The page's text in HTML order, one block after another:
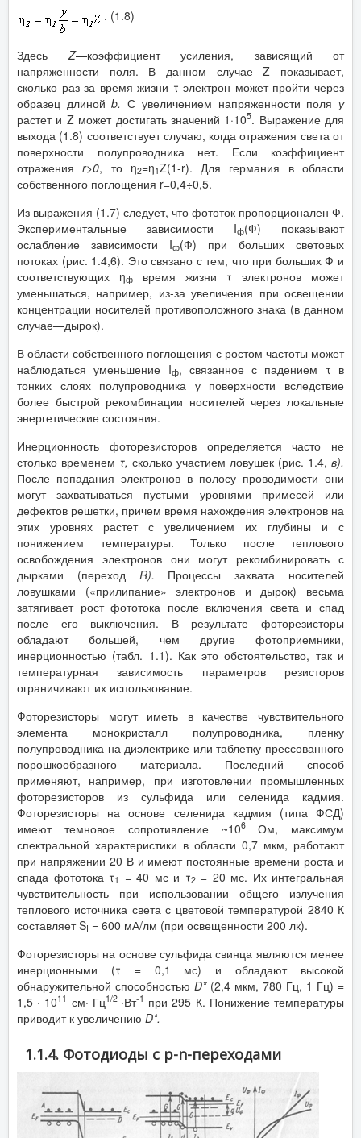
. (1.8)
Здесь Z—коэффициент усиления, зависящий от
напряженности поля. В данном случае Z показывает,
сколько раз за время жизни τ электрон может пройти через
образец длинойb.С увеличением напряженности поляу
растет и Z может достигать значений 1·105. Выражение для
выхода (1.8) соответствует случаю, когда отражения света от
поверхности полупроводника нет. Если коэффициент
отраженияr>0, то η2=η1Z(1-r). Для германия в области
собственного поглощения r=0,4÷0,5.
Из выражения (1.7) следует, что фототок пропорционален Ф.
Экспериментальные зависимости Iф(Ф) показывают
ослабление зависимости Iф(Ф) при больших световых
потоках (рис. 1.4,6). Это связано с тем, что при больших Ф и
соответствующих ηф
время жизни τ электронов может
уменьшаться, например, из-за увеличения при освещении
концентрации носителей противоположного знака (в данном
случае—дырок).
В области собственного поглощения с ростом частоты может
наблюдаться уменьшение Iф, связанное с падением τ в
тонких слоях полупроводника у поверхности вследствие
более быстрой рекомбинации носителей через локальные
энергетические состояния.
Инерционность фоторезисторов определяется часто не
столько временем τ, сколько участием ловушек (рис. 1.4, в).
После попадания электронов в полосу проводимости они
могут захватываться пустыми уровнями примесей или
дефектов решетки, причем время нахождения электронов на
этих уровнях растет с увеличением их глубины и с
понижением температуры. Только после теплового
освобождения электронов они могут рекомбинировать с
дырками (переход R). Процессы захвата носителей
ловушками («прилипание» электронов и дырок) весьма
затягивает рост фототока после включения света и спад
после его выключения. В результате фоторезисторы
обладают большей, чем другие фотоприемники,
инерционностью (табл. 1.1). Как это обстоятельство, так и
температурная зависимость параметров резисторов
ограничивают их использование.
Фоторезисторы могут иметь в качестве чувствительного
элемента монокристалл полупроводника, пленку
полупроводника на диэлектрике или таблетку прессованного
порошкообразного материала. Последний способ
применяют, например, при изготовлении промышленных
фоторезисторов из сульфида или селенида кадмия.
Фоторезисторы на основе селенида кадмия (типа ФСД)
имеют темновое сопротивление ~106 Ом, максимум
спектральной характеристики в области 0,7 мкм, работают
при напряжении 20 В и имеют постоянные времени роста и
спада фототока τ1 = 40 мс и τ2= 20 мс. Их интегральная
чувствительность при использовании общего излучения
теплового источника света с цветовой температурой 2840 К
составляет SI = 600 мА/лм (при освещенности 200 лк).
Фоторезисторы на основе сульфида свинца являются менее
инерционными (τ = 0,1 мс) и обладают высокой
обнаружительной способностью D* (2,4 мкм, 780 Гц, 1 Гц) =
1,5 · 1011 см· Гц1/2 ·Вт-1 при 295 К. Понижение температуры
приводит к увеличению D*.
1.1.4. Фотодиоды с p-n-переходами